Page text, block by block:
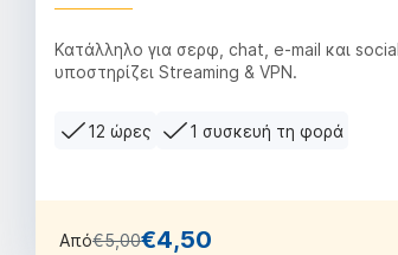
Κατάλληλο για σερφ, chat, e-mail και
υποστηρίζει Streaming & VPN.
12 ώρες 1 συσκευή τη φορά
Από€5,00€4,50